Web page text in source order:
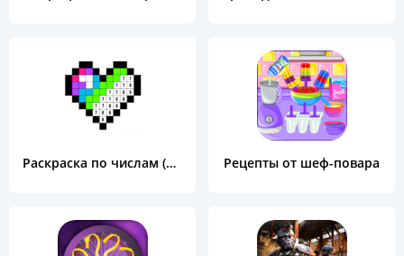
Раскраска по числам (Color by Number) Рецепты от шеф-повара